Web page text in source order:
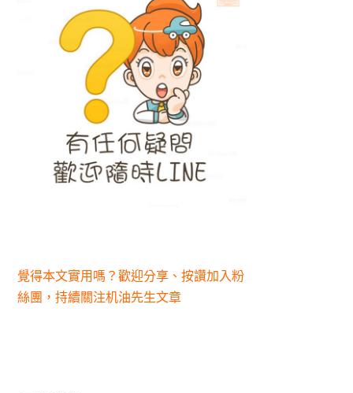
覺得本文實用嗎？歡迎分享、按讚加入粉
絲團，持續關注机油先生文章